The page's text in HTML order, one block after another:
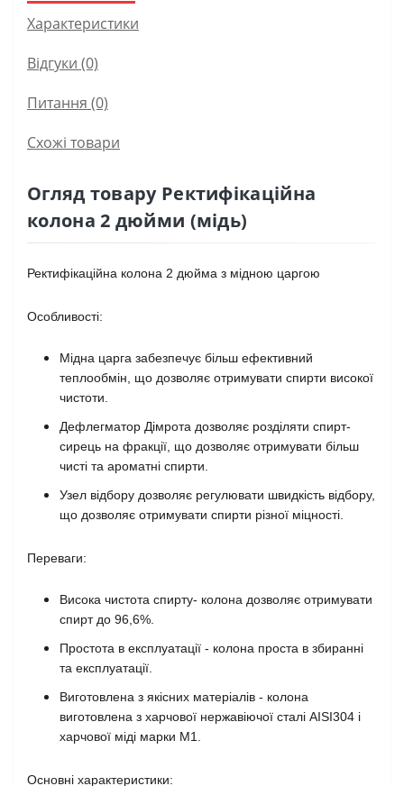
Характеристики
Відгуки (0)
Питання (0)
Схожі товари
Огляд товару Ректифікаційна
колона 2 дюйми (мідь)
Ректифікаційна колона 2 дюйма з мідною царгою
Особливості:
Мідна царга забезпечує більш ефективний
теплообмін, що дозволяє отримувати спирти високої
чистоти.
Дефлегматор Дімрота дозволяє розділяти спирт-
сирець на фракції, що дозволяє отримувати більш
чисті та ароматні спирти.
Узел відбору дозволяє регулювати швидкість відбору,
що дозволяє отримувати спирти різної міцності.
Переваги:
Висока чистота спирту- колона дозволяє отримувати
спирт до 96,6%.
Простота в експлуатації - колона проста в збиранні
та експлуатації.
Виготовлена з якісних матеріалів - колона
виготовлена з харчової нержавіючої сталі AISI304 і
харчової міді марки М1.
Основні характеристики: